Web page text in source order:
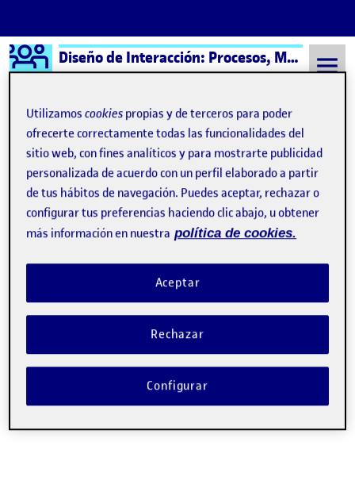
Saltar al contenido
Logo Ágora Diseño de Interacción: Procesos, Métodos y Técnicas – Aula 1
Semestre 20241 - Aula 1 6 Diciembre, 2024
6 Diciembre, 2024
Value proposition canva
Publicado por
María Reina Vera
Fecha de publicación
comentario
Buenas noches a todos. Os dejo por aqui mi VPC. Entrega de la
actividad R3 …
Utilizamoscookies propias y de terceros para poder
ofrecerte correctamente todas las funcionalidades del
sitio web, con fines analíticos y para mostrarte publicidad
personalizada de acuerdo con un perfil elaborado a partir
de tus hábitos de navegación. Puedes aceptar, rechazar o
configurar tus preferencias haciendo clic abajo, u obtener
más información en nuestra política de cookies.
Rechazar
Aceptar
Configurar